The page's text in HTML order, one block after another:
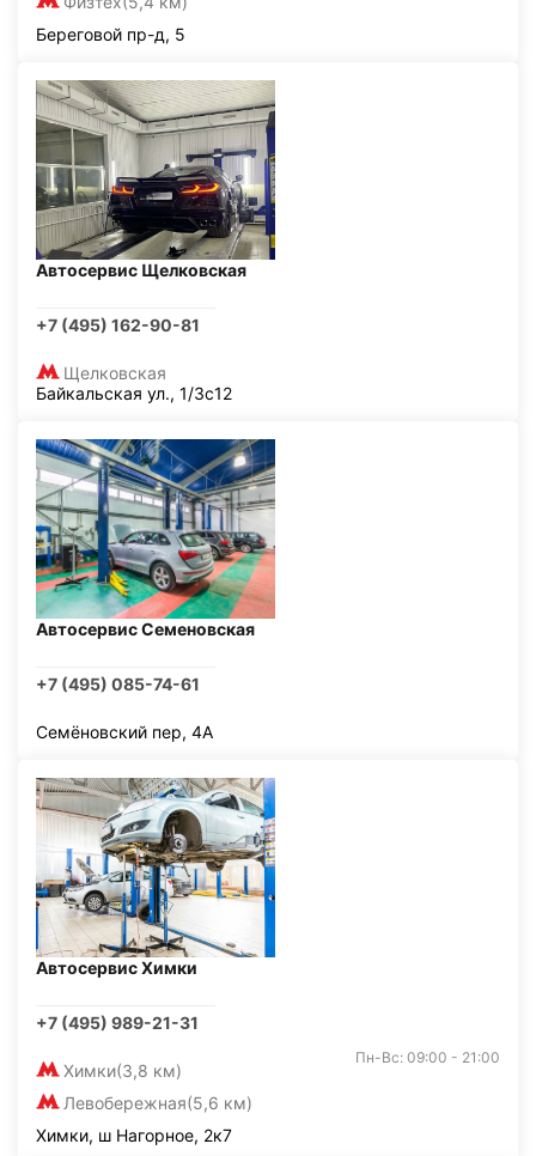
Береговой пр-д, 5
Автосервис Щелковская
+7 (495) 162-90-81
Щелковская
Байкальская ул., 1/3с12
Автосервис Семеновская
+7 (495) 085-74-61
Семёновский пер, 4А
Автосервис Химки
+7 (495) 989-21-31
Химки(3,8 км)
Левобережная(5,6 км)
Пн-Вс: 09:00 - 21:00
Химки, ш Нагорное, 2к7